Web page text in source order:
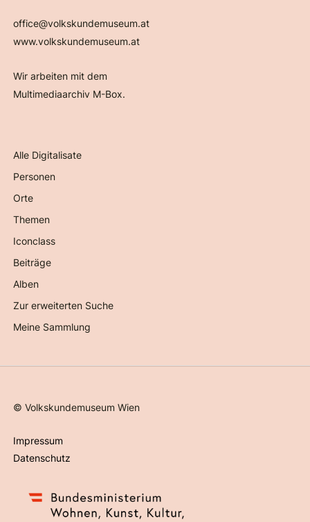
office@volkskundemuseum.at
www.volkskundemuseum.at
Wir arbeiten mit dem
Multimediaarchiv M-Box.
Alle Digitalisate
Personen
Orte
Themen
Iconclass
Beiträge
Alben
Zur erweiterten Suche
Meine Sammlung
©Volkskundemuseum Wien
Impressum
Datenschutz